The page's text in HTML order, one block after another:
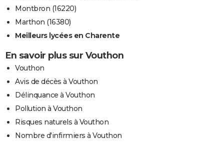
Montbron (16220)
Marthon (16380)
Meilleurs lycées en Charente
En savoir plus sur Vouthon
Vouthon
Avis de décès à Vouthon
Délinquance à Vouthon
Pollution à Vouthon
Risques naturels à Vouthon
Nombre d'infirmiers à Vouthon